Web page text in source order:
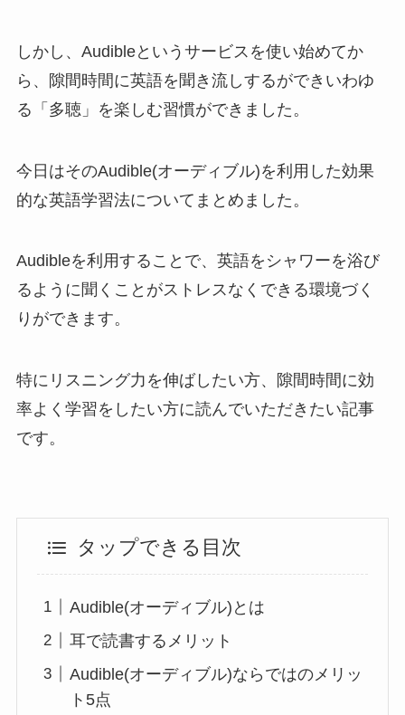
しかし、Audibleというサービスを使い始めてか
ら、隙間時間に英語を聞き流しするができいわゆ
る「多聴」を楽しむ習慣ができました。
今日はそのAudible(オーディブル)を利用した効果
的な英語学習法についてまとめました。
Audibleを利用することで、英語をシャワーを浴び
るように聞くことがストレスなくできる環境づく
りができます。
特にリスニング力を伸ばしたい方、隙間時間に効
率よく学習をしたい方に読んでいただきたい記事
です。
タップできる目次
Audible(オーディブル)とは
耳で読書するメリット
Audible(オーディブル)ならではのメリッ
ト5点